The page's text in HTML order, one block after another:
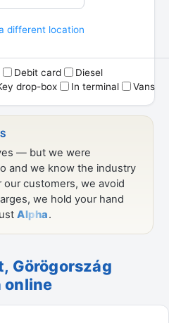
Görögország
online